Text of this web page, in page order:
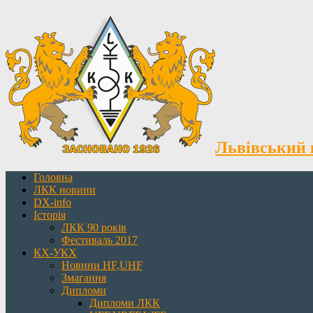
Львівський
Головна
ЛКК новини
DX-info
Історія
ЛКК 90 років
Фестиваль 2017
КХ-УКХ
Новини HF,UHF
Змагання
Дипломи
Дипломи ЛКК